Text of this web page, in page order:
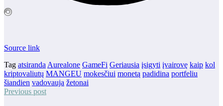
Source link
Tag atsiranda Aurealone GameFi Geriausia įsigyti įvairovę kaip kol
kriptovaliutų MANGEU mokesčiui monetą padidina portfeliu
šiandien vadovauja žetonai
Previous post